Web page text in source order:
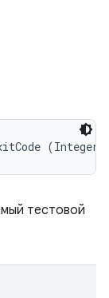
(Integer
тестовой